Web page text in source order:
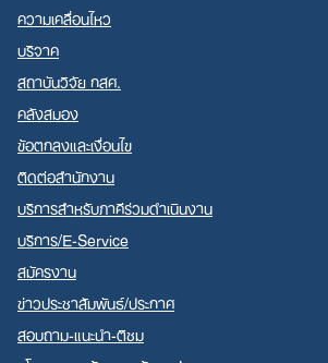
ความเคลื่อนไหว
บริจาค
สถาบันวิจัย กสศ.
คลังสมอง
ข้อตกลงและเงื่อนไข
ติดต่อสำนักงาน
บริการสำหรับภาคีร่วมดำเนินงาน
บริการ/E-Service
สมัครงาน
ข่าวประชาสัมพันธ์/ประกาศ
สอบถาม-แนะนำ-ติชม